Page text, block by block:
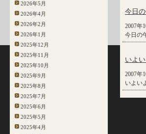
2026年5月
2026年4月
2026年2月
2026年1月
2025年12月
2025年11月
2025年10月
2025年9月
2025年8月
2025年7月
2025年6月
2025年5月
2025年4月
今日
2007年
今日の
いよ
2007年
いよい